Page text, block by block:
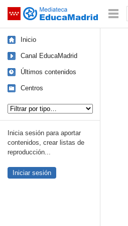
Saltar navegación
Inicio
Canal EducaMadrid
Últimos contenidos
Centros
Inicia sesión para aportar
contenidos, crear listas de
reproducción...
Iniciar sesión